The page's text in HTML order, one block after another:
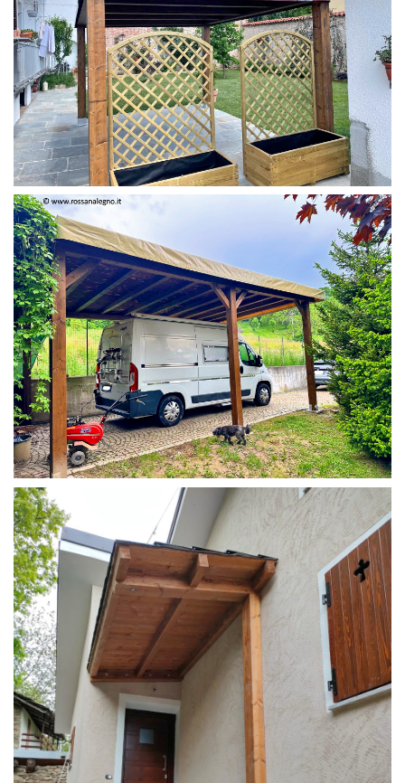
PERGOLA 4 X 3 COLOR MIRTO
COPERTURA CAMPER